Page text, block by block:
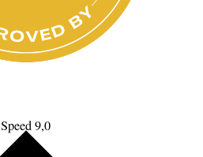
Speed 9,0